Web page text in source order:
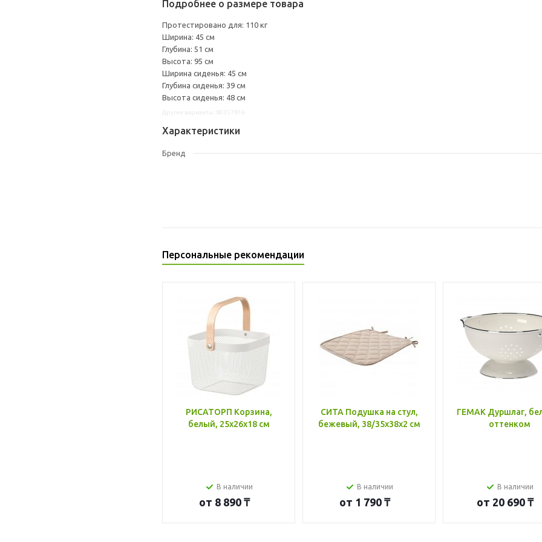
Подробнее о размере товара
Протестировано для: 110 кг
Ширина: 45 см
Глубина: 51 см
Высота: 95 см
Ширина сиденья: 45 см
Глубина сиденья: 39 см
Высота сиденья: 48 см
Характеристики
Бренд
Персональные рекомендации
РИСАТОРП Корзина,
белый, 25x26x18 см
В наличии
от 8 890 ₸
СИТА Подушка на стул,
бежевый, 38/35x38x2 см
В наличии
от 1 790 ₸
ГЕМАК Дуршлаг,
оттенком
В наличии
от 20 690 ₸